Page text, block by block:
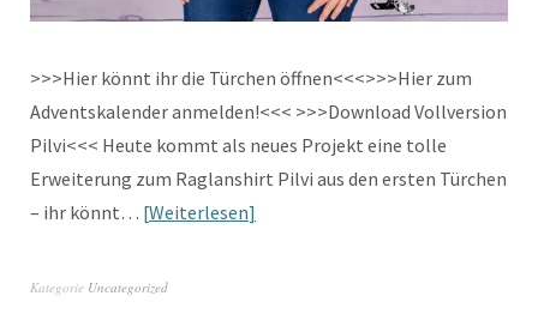
>>>Hier könnt ihr die Türchen öffnen<<<>>>Hier zum
Adventskalender anmelden!<<< >>>Download Vollversion
Pilvi<<< Heute kommt als neues Projekt eine tolle
Erweiterung zum Raglanshirt Pilvi aus den ersten Türchen
– ihr könnt… Weiterlesen
Kategorie Uncategorized